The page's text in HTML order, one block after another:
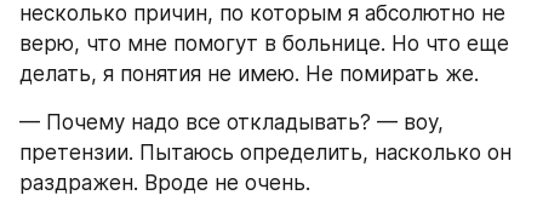
несколько причин, по которым я абсолютно не
верю, что мне помогут в больнице. Но что еще
делать, я понятия не имею. Не помирать же.
— Почему надо все откладывать? — воу,
претензии. Пытаюсь определить, насколько он
раздражен. Вроде не очень.